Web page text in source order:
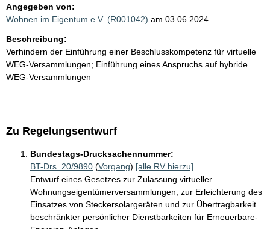
Angegeben von:
Wohnen im Eigentum e.V. (R001042) am 03.06.2024
Beschreibung:
Verhindern der Einführung einer Beschlusskompetenz für virtuelle
WEG-Versammlungen; Einführung eines Anspruchs auf hybride
WEG-Versammlungen
Zu Regelungsentwurf
Bundestags-Drucksachennummer:
BT-Drs. 20/9890 (Vorgang) [alle RV hierzu]
Entwurf eines Gesetzes zur Zulassung virtueller
Wohnungseigentümerversammlungen, zur Erleichterung des
Einsatzes von Steckersolargeräten und zur Übertragbarkeit
beschränkter persönlicher Dienstbarkeiten für Erneuerbare-